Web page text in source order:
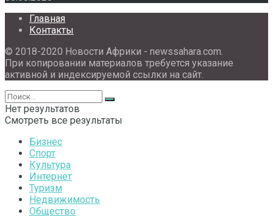
Главная
Контакты
© 2018-2020 Новости Африки - newssahara.com.
При копировании материалов требуется указание
активной и индексируемой ссылки на сайт.
Нет результатов
Смотреть все результаты
Бизнес
Спорт
Культура
Интернет
Туризм
Недвижимость
Общество